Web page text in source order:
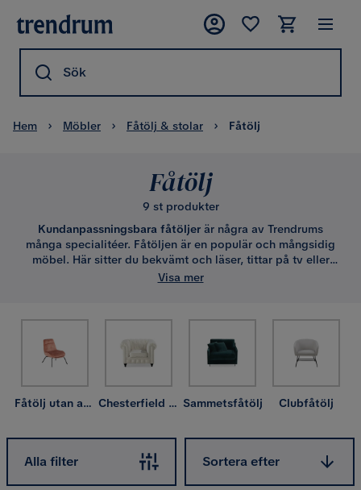
Sök
Hem Möbler Fåtölj & stolar Fåtölj
Fåtölj
9 st produkter
Kundanpassningsbara fåtöljer är några av Trendrums
många specialitéer. Fåtöljen är en populär och mångsidig
möbel. Här sitter du bekvämt och läser, tittar på tv eller
umgås. Den användas flitigt för sig själv eller i grupp
hög kvalitet i både klassiska och moderna varianter. I två
separata underkategorier ingår även
och
fotpallar
. Utspridda över flera underkategorier påträffas
snurrfåtöljer
, flera olika modeller avöronlappsfåtölj
samt
ett mindre utbud avliggfåtöljerochvilfåtöljer.
Visa mer
Fåtölj utan armstöd Chesterfield fåtölj Sammetsfåtölj Clubfåtölj
Alla filter
Sortera efter